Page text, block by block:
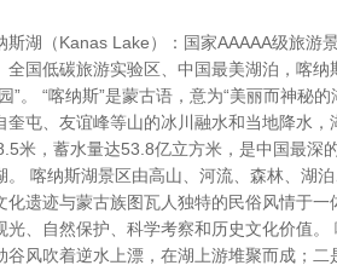
斯湖（Kanas Lake）：国家AAAAA级旅游
国低碳旅游实验区、中国最美湖泊，喀纳
。 “喀纳斯”是蒙古语，意为“美丽而神秘
屯、友谊峰等山的冰川融水和当地降水，
米，蓄水量达53.8亿立方米，是中国最深
喀纳斯湖景区由高山、河流、森林、湖
遗迹与蒙古族图瓦人独特的民俗风情于一
、自然保护、科学考察和历史文化价值
风吹着逆水上漂，在湖上游堆聚而成；二